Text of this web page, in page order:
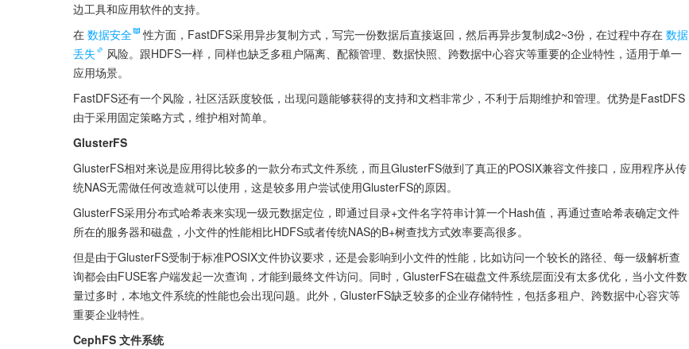
边工具和应用软件的支持。
在 数据安全 性方面，FastDFS采用异步复制方式，写完一份数据后直接返回，然后再异步复制成2~3份，在过程中存在 数据
丢失
风险。跟HDFS一样，同样也缺乏多租户隔离、配额管理、数据快照、跨数据中心容灾等重要的企业特性，适用于单一
应用场景。
FastDFS还有一个风险，社区活跃度较低，出现问题能够获得的支持和文档非常少，不利于后期维护和管理。优势是FastDFS
由于采用固定策略方式，维护相对简单。
GlusterFS
GlusterFS相对来说是应用得比较多的一款分布式文件系统，而且GlusterFS做到了真正的POSIX兼容文件接口，应用程序从传
统NAS无需做任何改造就可以使用，这是较多用户尝试使用GlusterFS的原因。
GlusterFS采用分布式哈希表来实现一级元数据定位，即通过目录+文件名字符串计算一个Hash值，再通过查哈希表确定文件
所在的服务器和磁盘，小文件的性能相比HDFS或者传统NAS的B+树查找方式效率要高很多。
但是由于GlusterFS受制于标准POSIX文件协议要求，还是会影响到小文件的性能，比如访问一个较长的路径、每一级解析查
询都会由FUSE客户端发起一次查询，才能到最终文件访问。同时，GlusterFS在磁盘文件系统层面没有太多优化，当小文件数
量过多时，本地文件系统的性能也会出现问题。此外，GlusterFS缺乏较多的企业存储特性，包括多租户、跨数据中心容灾等
重要企业特性。
CephFS 文件系统